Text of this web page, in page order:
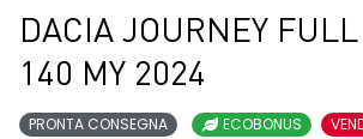
DACIA JOURNEY
140 MY 2024
PRONTA CONSEGNA ECOBONUS